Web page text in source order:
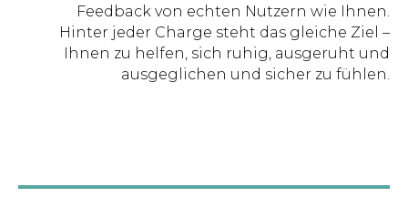
Feedback von echten Nutzern wie Ihnen.
Hinter jeder Charge steht das gleiche Ziel –
Ihnen zu helfen, sich ruhig, ausgeruht und
ausgeglichen und sicher zu fühlen.